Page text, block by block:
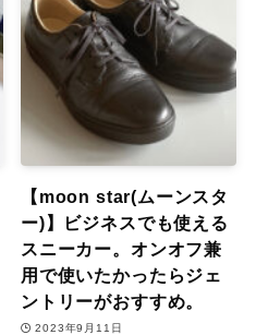
【moon star(ムーンスタ
ー)】ビジネスでも使える
スニーカー。オンオフ兼
用で使いたかったらジェ
ントリーがおすすめ。
2023年9月11日